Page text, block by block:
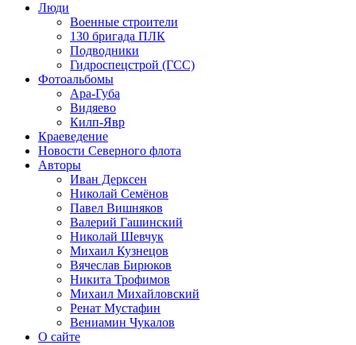
Люди
Военные строители
130 бригада ПЛК
Подводники
Гидроспецстрой (ГСС)
Фотоальбомы
Ара-Губа
Видяево
Килп-Явр
Краеведение
Новости Северного флота
Авторы
Иван Дерксен
Николай Семёнов
Павел Вишняков
Валерий Гашинский
Николай Шевчук
Михаил Кузнецов
Вячеслав Бирюков
Никита Трофимов
Михаил Михайловский
Ренат Мустафин
Вениамин Чукалов
О сайте